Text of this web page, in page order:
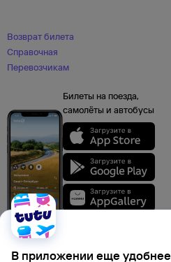
В приложении еще удобнее
Возврат билета
Справочная
Перевозчикам
Билеты на поезда,
самолёты и автобусы